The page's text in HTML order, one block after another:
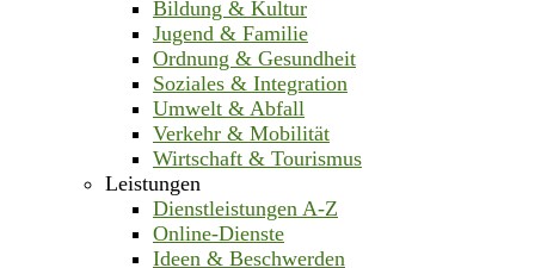
Bildung & Kultur
Jugend & Familie
Ordnung & Gesundheit
Soziales & Integration
Umwelt & Abfall
Verkehr & Mobilität
Wirtschaft & Tourismus
Leistungen
Dienstleistungen A-Z
Online-Dienste
Ideen & Beschwerden